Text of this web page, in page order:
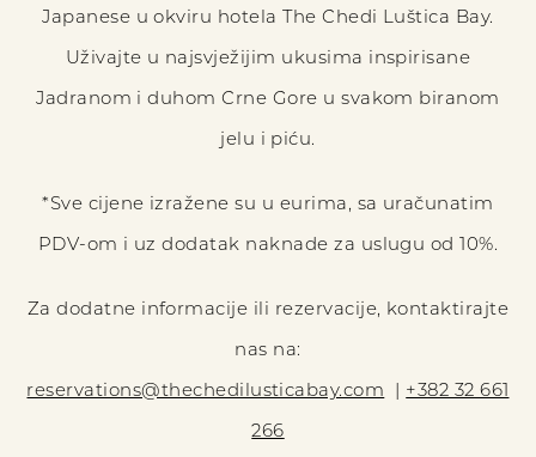
Japanese u okviru hotela The Chedi Luštica Bay.
Uživajte u najsvježijim ukusima inspirisane
Jadranom i duhom Crne Gore u svakom biranom
jelu i piću.
*Sve cijene izražene su u eurima, sa uračunatim
PDV-om i uz dodatak naknade za uslugu od 10%.
Za dodatne informacije ili rezervacije, kontaktirajte
nas na:
reservations@thechedilusticabay.com +382 32 661
266